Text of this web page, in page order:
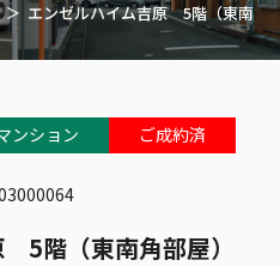
エンゼルハイム吉原 5階（東南
ンション ご成約済
5階（東南角部屋）